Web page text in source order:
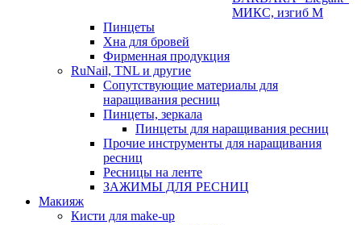
МИКС, изгиб М
Пинцеты
Хна для бровей
Фирменная продукция
RuNail, TNL и другие
Сопутствующие материалы для
наращивания ресниц
Пинцеты, зеркала
Пинцеты для наращивания ресниц
Прочие инструменты для наращивания
ресниц
Ресницы на ленте
ЗАЖИМЫ ДЛЯ РЕСНИЦ
Макияж
Кисти для make-up